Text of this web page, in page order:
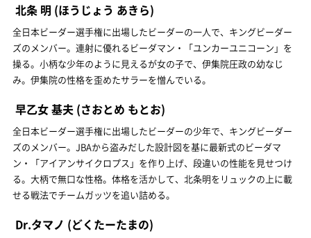
北条 明 (ほうじょう あきら)
全日本ビーダー選手権に出場したビーダーの一人で、キングビーダー
ズのメンバー。連射に優れるビーダマン・「ユンカーユニコーン」を
操る。小柄な少年のように見えるが女の子で、伊集院圧政の幼なじ
み。伊集院の性格を歪めたサラーを憎んでいる。
早乙女 基夫 (さおとめ もとお)
全日本ビーダー選手権に出場したビーダーの少年で、キングビーダー
ズのメンバー。JBAから盗みだした設計図を基に最新式のビーダマ
ン・「アイアンサイクロプス」を作り上げ、段違いの性能を見せつけ
る。大柄で無口な性格。体格を活かして、北条明をリュックの上に載
せる戦法でチームガッツを追い詰める。
Dr.タマノ (どくたーたまの)